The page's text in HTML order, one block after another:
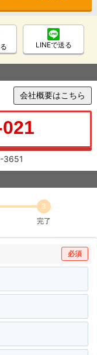
LINEで送る
会社概要はこちら
3651
3
完了
必須